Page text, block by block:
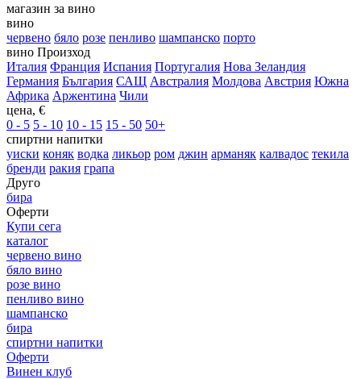
магазин за вино
вино
червено бяло розе пенливо шампанско порто
вино Произход
Италия Франция Испания Португалия Нова Зеландия
Германия България САЩ Австралия Молдова Австрия Южна
Африка Аржентина Чили
цена, €
0 - 5 5 - 10 10 - 15 15 - 50 50+
спиртни напитки
уиски коняк водка ликьор ром джин арманяк калвадос текила
бренди ракия грапа
Друго
бира
Оферти
Купи сега
каталог
червено вино
бяло вино
розе вино
пенливо вино
шампанско
бира
спиртни напитки
Оферти
Винен клуб